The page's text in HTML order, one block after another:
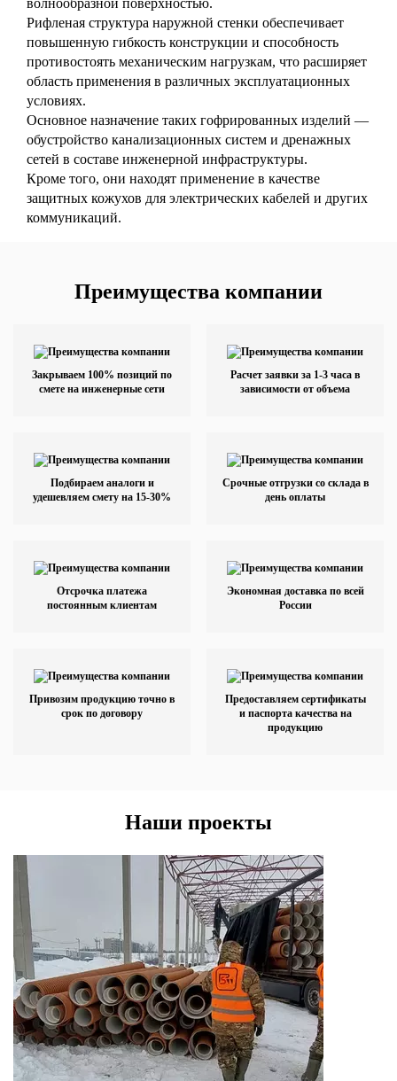
волнообразной поверхностью.
Рифленая структура наружной стенки обеспечивает
повышенную гибкость конструкции и способность
противостоять механическим нагрузкам, что расширяет
область применения в различных эксплуатационных
условиях.
Основное назначение таких гофрированных изделий —
обустройство канализационных систем и дренажных
сетей в составе инженерной инфраструктуры.
Кроме того, они находят применение в качестве
защитных кожухов для электрических кабелей и других
коммуникаций.
Преимущества компании
Закрываем 100% позиций по
смете на инженерные сети
Расчет заявки за 1-3 часа в
зависимости от объема
Подбираем аналоги и
удешевляем смету на 15-30%
Срочные отгрузки со склада в
день оплаты
Отсрочка платежа
постоянным клиентам
Экономная доставка по всей
России
Привозим продукцию точно в
срок по договору
Предоставляем сертификаты
и паспорта качества на
продукцию
Наши проекты